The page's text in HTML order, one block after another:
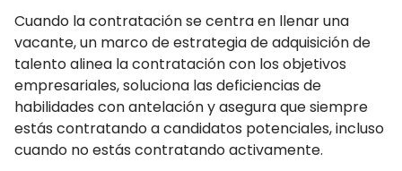
Cuando la contratación se centra en llenar una
vacante, un marco de estrategia de adquisición de
talento alinea la contratación con los objetivos
empresariales, soluciona las deficiencias de
habilidades con antelación y asegura que siempre
estás contratando a candidatos potenciales, incluso
cuando no estás contratando activamente.